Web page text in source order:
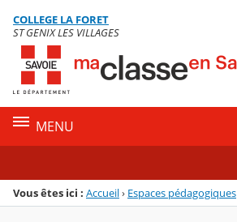
Menu de la rubrique
Contenu
COLLEGE LA FORET
ST GENIX LES VILLAGES
MENU
Vous êtes ici : Accueil› Espaces pédagogiques